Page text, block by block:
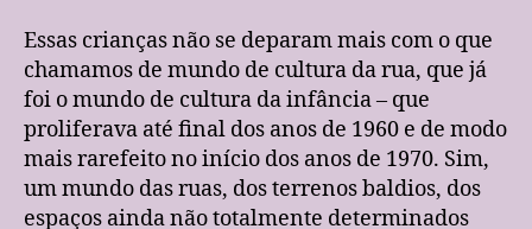
Essas crianças não se deparam mais com o que
chamamos de mundo de cultura da rua, que já
foi o mundo de cultura da infância – que
proliferava até final dos anos de 1960 e de modo
mais rarefeito no início dos anos de 1970. Sim,
um mundo das ruas, dos terrenos baldios, dos
espaços ainda não totalmente determinados